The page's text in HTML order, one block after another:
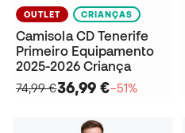
OUTLET CRIANÇAS
Camisola CD Tenerife
Primeiro Equipamento
2025-2026 Criança
74,99 €36,99 €−51%